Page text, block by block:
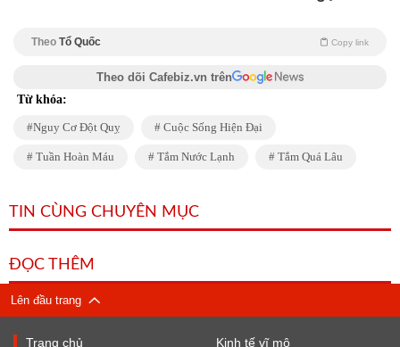
Theo Tổ Quốc Copy link
Theo dõi Cafebiz.vn trên
Từ khóa:
Nguy Cơ Đột Quỵ Cuộc Sống Hiện Đại
Tuần Hoàn Máu Tắm Nước Lạnh Tắm Quá Lâu
TIN CÙNG CHUYÊN MỤC
ĐỌC THÊM
Lên đầu trang
Trang chủ Kinh tế vĩ mô